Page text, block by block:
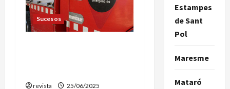
d
e
Sucesos
revista 25/06/2025
Estampes
de Sant
Pol
Maresme
Mataró